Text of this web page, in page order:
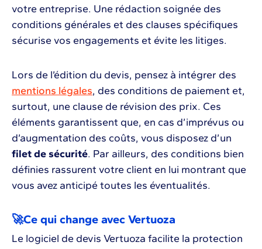
votre entreprise. Une rédaction soignée des
conditions générales et des clauses spécifiques
sécurise vos engagements et évite les litiges.
Lors de l’édition du devis, pensez à intégrer des
mentions légales, des conditions de paiement et,
surtout, une clause de révision des prix. Ces
éléments garantissent que, en cas d’imprévus ou
d’augmentation des coûts, vous disposez d’un
filet de sécurité. Par ailleurs, des conditions bien
définies rassurent votre client en lui montrant que
vous avez anticipé toutes les éventualités.
🚀Ce qui change avec Vertuoza
Le logiciel de devis Vertuoza facilite la protection